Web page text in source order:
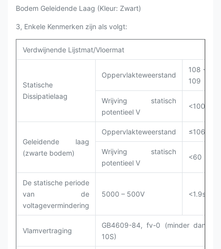
Bodem Geleidende Laag (Kleur: Zwart)
3, Enkele Kenmerken zijn als volgt:
Verdwijnende Lijstmat/Vloermat
Statische
Dissipatielaag
Oppervlakteweerstand
108 -
109
Wrijving statisch
potentieel V
<100
Geleidende laag
(zwarte bodem)
Oppervlakteweerstand ≤106
Wrijving statisch
potentieel V
<60
De statische periode
van de
voltagevermindering
5000 – 500V <1.9s
Vlamvertraging
GB4609-84, fv-0 (minder dan
10S)